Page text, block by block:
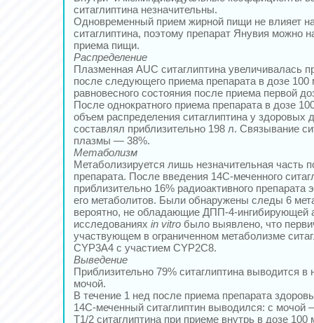
ситаглиптина незначительны.
Одновременный прием жирной пищи не влияет
ситаглиптина, поэтому препарат Янувия можно
приема пищи.
Распределение
Плазменная AUC ситаглиптина увеличивалась
после следующего приема препарата в дозе 100
равновесного состояния после приема первой
После однократного приема препарата в дозе
объем распределения ситаглиптина у здоровых
составлял приблизительно 198 л. Связывание
плазмы — 38%.
Метаболизм
Метаболизируется лишь незначительная часть
препарата. После введения 14С-меченного
приблизительно 16% радиоактивного препарата
его метаболитов. Были обнаружены следы 6
вероятно, не обладающие ДПП-4-ингибирующей
исследованиях in vitro было выявлено, что
участвующем в ограниченном метаболизме
CYP3A4 с участием CYP2C8.
Выведение
Приблизительно 79% ситаглиптина выводится в
мочой.
В течение 1 нед после приема препарата
14С-меченный ситаглиптин выводился: с
T1/2 ситаглиптина при приеме внутрь в дозе